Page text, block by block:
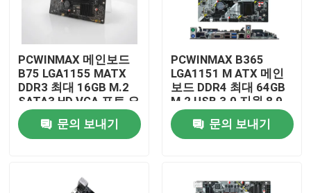
집
제품
PCWINMAX 메인보드
B75 LGA1155 MATX
DDR3 최대 16GB M.2
SATA3 HD VGA 포트 오
피스 PC 및 비즈니스 시
스템용 데스크톱 보드
문의 보내기
PCWINMAX B365
LGA1151 M ATX 메인
보드 DDR4 최대 64GB
M.2 USB 3.0 지원 8 9
세대 프로세서 OEM 도
매
문의 보내기